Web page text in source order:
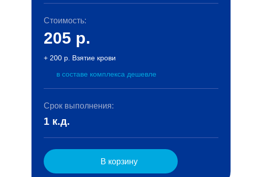
Стоимость:
205 р.
+ 200 р. Взятие крови
в составе комплекса дешевле
Срок выполнения:
1 к.д.
В корзину